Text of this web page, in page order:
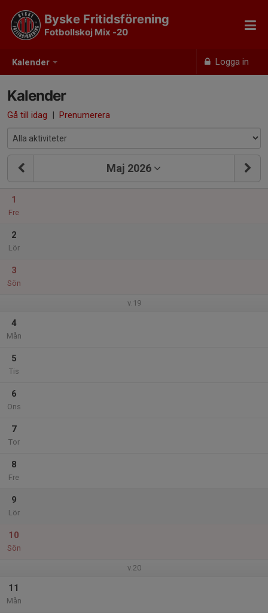
Kalender Logga in
Byske Fritidsförening
Fotbollskoj Mix -20
Kalender
Gå till idag | Prenumerera
Maj 2026
1
Fre
2
Lör
3
Sön
v.19
4
Mån
5
Tis
6
Ons
7
Tor
8
Fre
9
Lör
10
Sön
v.20
11
Mån